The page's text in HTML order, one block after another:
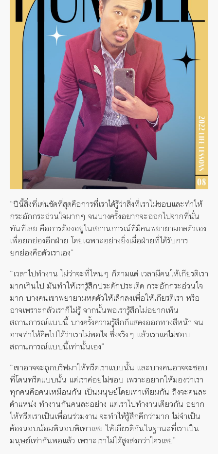
“ปีนี้สิ่งที่เด่นชัดที่สุดคือการที่เราได้รู้ว่าสิ่งที่เราไม่ชอบและทำให้
กระอักกระอ่วนใจมากๆ จนบางครั้งอยากจะออกไปจากที่นั่น
ทันทีเลย คือการต้องอยู่ในสถานการณ์ที่มีคนพยายามกดตัวเอง
เพื่อยกย่องอีกฝ่าย โดยเฉพาะอย่างยิ่งเมื่อฝ่ายที่ได้รับการ
ยกย่องคือตัวเราเอง”
“เวลาไปทำงาน ไม่ว่าจะที่ไหนๆ ก็ตามแต่ เวลามีคนให้เกียรติเรา
มากเกินไป มันทำให้เรารู้สึกประดักประเดิด กระอักกระอ่วนใจ
มาก บางคนเขาพยายามหดตัวให้เล็กลงเพื่อให้เกียรติเรา หรือ
อาจเพราะกลัวเราก็ไม่รู้ จากนั้นพอเรารู้สึกไม่อยากเห็น
สถานการณ์แบบนี้ บางครั้งความรู้สึกก็แสดงออกทางสีหน้า จน
อาจทำให้คิดไปได้ว่าเราไม่พอใจ ซึ่งจริงๆ แล้วเราแค่ไม่ชอบ
สถานการณ์แบบนี้เท่านั้นเอง”
“เขาอาจจะถูกบรีฟมาให้ทรีตเราแบบนั้น และบางคนอาจจะชอบ
ที่โดนทรีตแบบนั้น แต่เราค่อยไม่ชอบ เพราะอยากให้มองว่าเรา
ทุกคนคือคนเหมือนกัน เป็นมนุษย์โดยเท่าเทียมกัน ถึงจะคนละ
ตำแหน่ง ทำงานกันคนละอย่าง แต่เราไปทำงานเดียวกัน อยาก
ให้ทรีตเราเป็นเพื่อนร่วมงาน จะทำให้รู้สึกดีกว่ามาก ไม่จำเป็น
ต้องนอบน้อมพินอบพิเทาเลย ให้เกียรติกันในฐานะที่เราเป็น
มนุษย์เท่ากันพอแล้ว เพราะเราไม่ได้สูงส่งกว่าใครเลย”